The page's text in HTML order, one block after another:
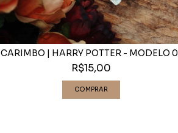
CARIMBO | HARRY POTTER - MODELO
R$15,00